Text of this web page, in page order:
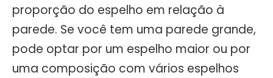
proporção do espelho em relação à
parede. Se você tem uma parede grande,
pode optar por um espelho maior ou por
uma composição com vários espelhos